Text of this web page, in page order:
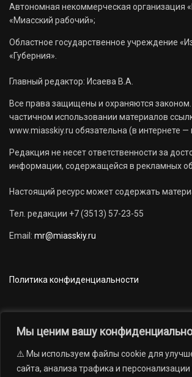
Мы ценим вашу
⚠️ Мы используем файлы cookie для
сайта, анализа трафика и персонализации
Автономная некоммерческая организация
«Миасский рабочий»;
Областное государственное учреждение
«Губерния».
Главный редактор: Исаева В.А.
Все права защищены и охраняются
частичном использовании материалов
www.miasskiy.ru обязательна (в интернете —
Редакция не несет ответственности за
информации, содержащейся в рекламных
Настоящий ресурс может содержать
Тел. редакции +7 (3513) 57-23-55
Email: mr@miasskiy.ru
Политика конфиденциальности
Новости Наши проекты
АРХИВ
16+